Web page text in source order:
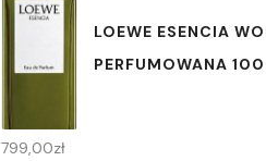
LOEWE ESENCIA
PERFUMOWANA
799,00zł